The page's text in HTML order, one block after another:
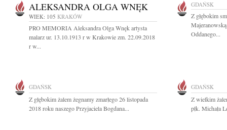
ALEKSANDRA OLGA WNĘK
WIEK: 105 KRAKÓW
PRO MEMORIA Aleksandra Olga Wnęk artysta
malarz ur. 13.10.1913 r w Krakowie zm. 22.09.2018
r w...
GDAŃSK
Z głębokim
Oddanego...
GDAŃSK
Z głębokim żalem żegnamy zmarłego 26 listopada
2018 roku naszego Przyjaciela Bogdana...
GDAŃSK
Z wielkim
płk. Michała